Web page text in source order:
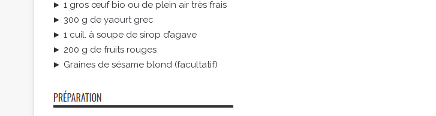
► 1 gros œuf bio ou de plein air très frais
► 300 g de yaourt grec
► 1 cuil. à soupe de sirop d’agave
► 200 g de fruits rouges
► Graines de sésame blond (facultatif)